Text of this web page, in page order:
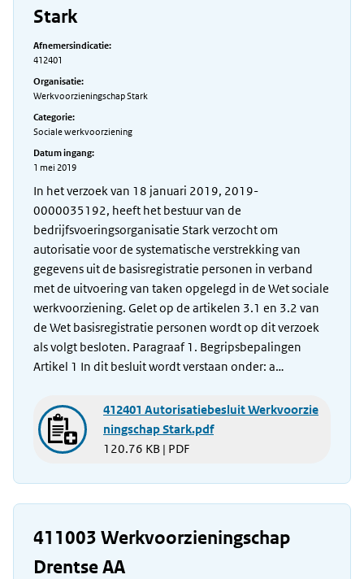
Stark
Afnemersindicatie:
412401
Organisatie:
Werkvoorzieningschap Stark
Categorie:
Sociale werkvoorziening
Datum ingang:
1 mei 2019
In het verzoek van 18 januari 2019, 2019-
0000035192, heeft het bestuur van de
bedrijfsvoeringsorganisatie Stark verzocht om
autorisatie voor de systematische verstrekking van
gegevens uit de basisregistratie personen in verband
met de uitvoering van taken opgelegd in de Wet sociale
werkvoorziening. Gelet op de artikelen 3.1 en 3.2 van
de Wet basisregistratie personen wordt op dit verzoek
als volgt besloten. Paragraaf 1. Begripsbepalingen
Artikel 1 In dit besluit wordt verstaan onder: a…
412401 Autorisatiebesluit Werkvoorzie
ningschap Stark.pdf
120.76 KB | PDF
411003 Werkvoorzieningschap
Drentse AA